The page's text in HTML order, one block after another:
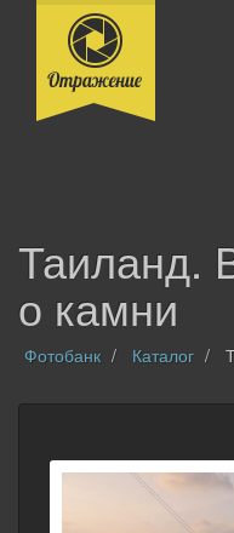
Таиланд.
о камни
Фотобанк Каталог